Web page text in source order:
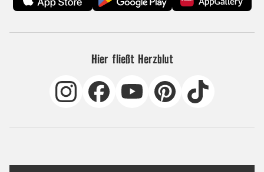
Hier fließt Herzblut